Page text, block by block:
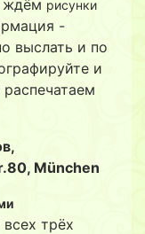
ждём рисунки
-
выслать и по
и
München
трёх